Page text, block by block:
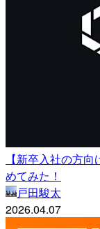
【新卒入社の方
めてみた！
戸田駿太
2026.04.07